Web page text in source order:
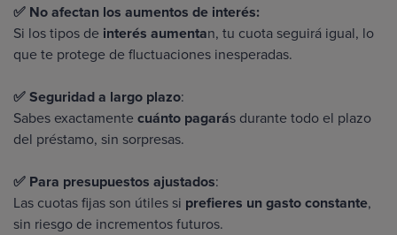
✅ No afectan los aumentos de interés:
Si los tipos de interés aumentan, tu cuota seguirá igual, lo
que te protege de fluctuaciones inesperadas.
✅ Seguridad a largo plazo:
Sabes exactamente cuánto pagarás durante todo el plazo
del préstamo, sin sorpresas.
✅ Para presupuestos ajustados:
Las cuotas fijas son útiles si prefieres un gasto constante,
sin riesgo de incrementos futuros.